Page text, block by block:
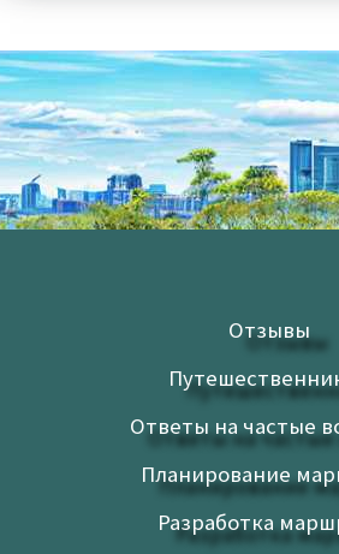
Отзывы
Ответы на частые
Планирование
Разработка